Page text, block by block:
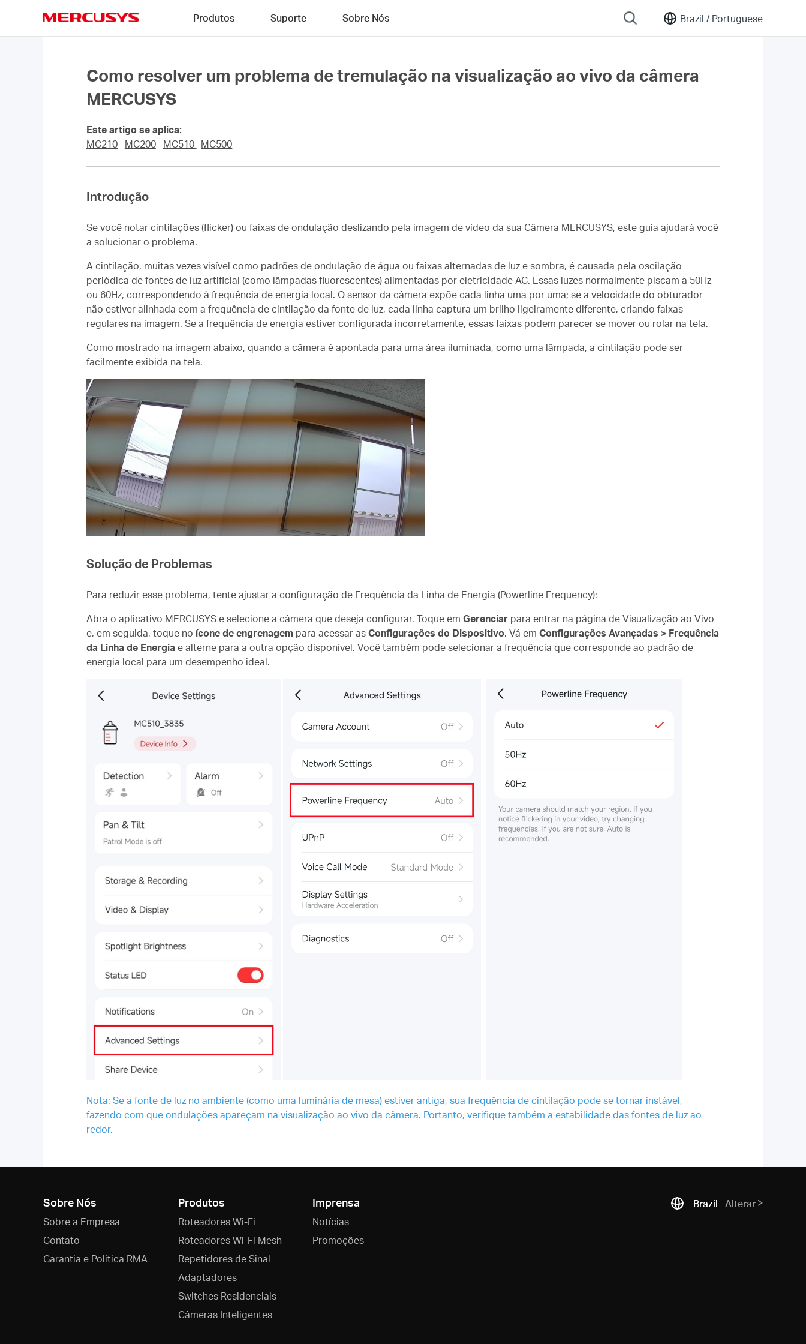
Brazil / Portuguese
Produtos Suporte Sobre Nós
Como resolver um problema de tremulação na visualização ao vivo da câmera
MERCUSYS
Este artigo se aplica:
MC210
MC200 MC510 MC500
Introdução
Se você notar cintilações (flicker) ou faixas de ondulação deslizando pela imagem de vídeo da sua Câmera MERCUSYS, este guia ajudará você
a solucionar o problema.
A cintilação, muitas vezes visível como padrões de ondulação de água ou faixas alternadas de luz e sombra, é causada pela oscilação
periódica de fontes de luz artificial (como lâmpadas fluorescentes) alimentadas por eletricidade AC. Essas luzes normalmente piscam a 50Hz
ou 60Hz, correspondendo à frequência de energia local. O sensor da câmera expõe cada linha uma por uma; se a velocidade do obturador
não estiver alinhada com a frequência de cintilação da fonte de luz, cada linha captura um brilho ligeiramente diferente, criando faixas
regulares na imagem. Se a frequência de energia estiver configurada incorretamente, essas faixas podem parecer se mover ou rolar na tela.
Como mostrado na imagem abaixo, quando a câmera é apontada para uma área iluminada, como uma lâmpada, a cintilação pode ser
facilmente exibida na tela.
Solução de Problemas
Para reduzir esse problema, tente ajustar a configuração de Frequência da Linha de Energia (Powerline Frequency):
Abra o aplicativo MERCUSYS e selecione a câmera que deseja configurar. Toque em Gerenciar para entrar na página de Visualização ao Vivo
e, em seguida, toque no ícone de engrenagem para acessar as Configurações do Dispositivo. Vá em Configurações Avançadas > Frequência
da Linha de Energia e alterne para a outra opção disponível. Você também pode selecionar a frequência que corresponde ao padrão de
energia local para um desempenho ideal.
Nota: Se a fonte de luz no ambiente (como uma luminária de mesa) estiver antiga, sua frequência de cintilação pode se tornar instável,
fazendo com que ondulações apareçam na visualização ao vivo da câmera. Portanto, verifique também a estabilidade das fontes de luz ao
redor.
Sobre Nós
Sobre a Empresa
Contato
Garantia e Política RMA
Produtos
Roteadores Wi-Fi
Roteadores Wi-Fi Mesh
Repetidores de Sinal
Adaptadores
Switches Residenciais
Câmeras Inteligentes
Imprensa
Notícias
Promoções
Brazil Alterar